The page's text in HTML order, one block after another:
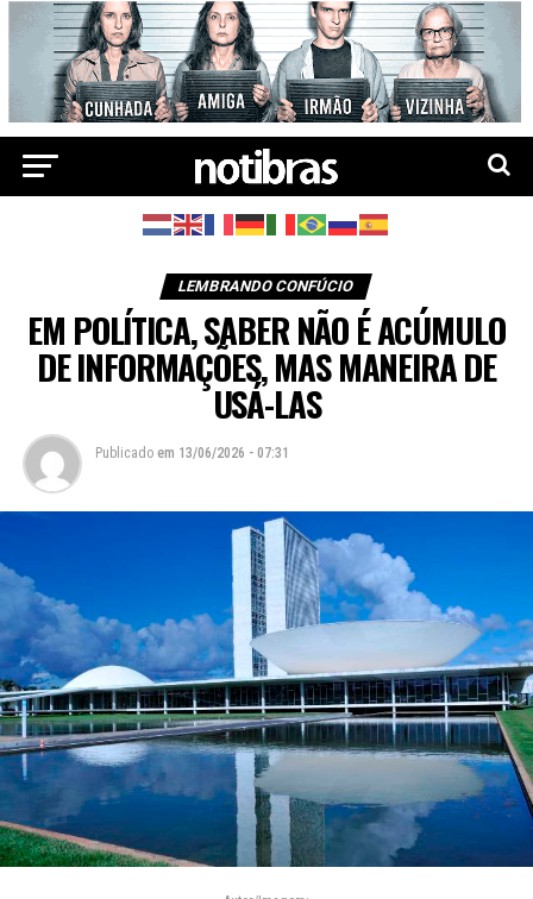
LEMBRANDO CONFÚCIO
EM POLÍTICA, SABER NÃO É ACÚMULO
DE INFORMAÇÕES, MAS MANEIRA DE
USÁ-LAS
Publicado em 13/06/2026 - 07:31